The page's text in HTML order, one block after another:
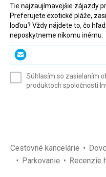
Tie najzaujímavejšie zájazdy
Preferujete exotické pláže,
loďou? Vždy nájdete to, čo
neposkytneme nikomu inému.
Zadajte
svoj
(povinné)
Súhlasím so zasielaním
produktoch spoločnosti
Cestovné kancelárie
Parkovanie
Recenzie